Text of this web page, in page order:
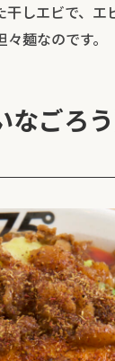
しエビで、エ
麺なのです。
なごろ